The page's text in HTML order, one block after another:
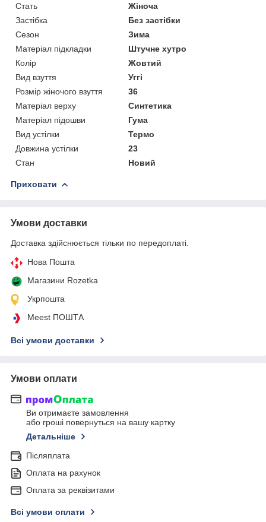
Стать
Жіноча
Застібка
Без застібки
Сезон
Зима
Матеріал підкладки
Штучне хутро
Колір
Жовтий
Вид взуття
Уггі
Розмір жіночого взуття
36
Матеріал верху
Синтетика
Матеріал підошви
Гума
Вид устілки
Термо
Довжина устілки
23
Стан
Новий
Приховати
Умови доставки
Доставка здійснюється тільки по передоплаті.
Нова Пошта
Магазини Rozetka
Укрпошта
Meest ПОШТА
Всі умови доставки
Умови оплати
Ви отримаєте замовлення
або гроші повернуться на вашу картку
Детальніше
Післяплата
Оплата на рахунок
Оплата за реквізитами
Всі умови оплати